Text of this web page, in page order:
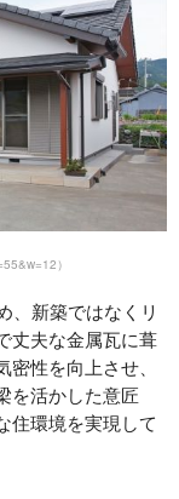
）
、新築ではなくリ
丈夫な金属瓦に葺
性を向上させ、
を活かした意匠
住環境を実現して